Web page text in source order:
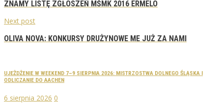
ZNAMY LISTĘ ZGŁOSZEŃ MŚMK 2016 ERMELO
Next post
OLIVA NOVA: KONKURSY DRUŻYNOWE ME JUŻ ZA NAMI
UJEŻDŻENIE W WEEKEND 7–9 SIERPNIA 2026: MISTRZOSTWA DOLNEGO ŚLĄSKA I
ODLICZANIE DO AACHEN
6 sierpnia 2026 0